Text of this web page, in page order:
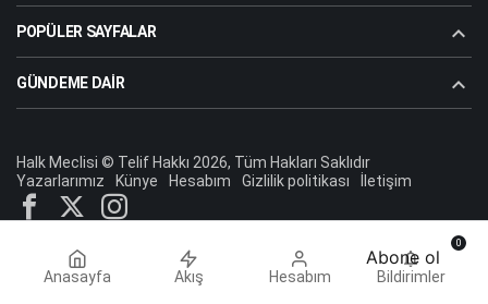
"Kıbrıs’ta Kopartılmaya Çalışılan Fırtına"
Kadir Uğur Yılmaz
Karşılama ve Hukuk Sıfır!"
POPÜLER SAYFALAR
GÜNDEME DAIR
Halk Meclisi © Telif Hakkı 2026, Tüm Hakları Saklıdır
Yazarlarımız
Künye Hesabım Gizlilik politikası İletişim
Anasayfa Akış Hesabım Bildirimler
0
Abone ol